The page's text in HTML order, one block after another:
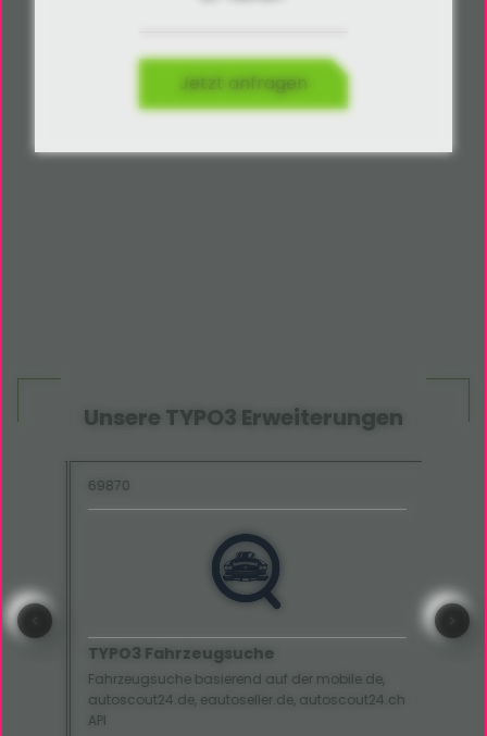
Jetzt anfragen
Unsere TYPO3 Erweiterungen
69870
TYPO3 Fahrzeugsuche
Fahrzeugsuche basierend auf der mobile.de,
autoscout24.de, eautoseller.de, autoscout24.ch
API